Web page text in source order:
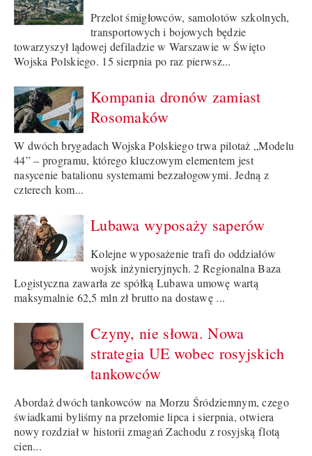
Przelot śmigłowców, samolotów szkolnych,
transportowych i bojowych będzie
towarzyszył lądowej defiladzie w Warszawie w Święto
Wojska Polskiego. 15 sierpnia po raz pierwsz...
Kompania dronów zamiast
Rosomaków
W dwóch brygadach Wojska Polskiego trwa pilotaż „Modelu
44” – programu, którego kluczowym elementem jest
nasycenie batalionu systemami bezzałogowymi. Jedną z
czterech kom...
Lubawa wyposaży saperów
Kolejne wyposażenie trafi do oddziałów
wojsk inżynieryjnych. 2 Regionalna Baza
Logistyczna zawarła ze spółką Lubawa umowę wartą
maksymalnie 62,5 mln zł brutto na dostawę ...
Czyny, nie słowa. Nowa
strategia UE wobec rosyjskich
tankowców
Abordaż dwóch tankowców na Morzu Śródziemnym, czego
świadkami byliśmy na przełomie lipca i sierpnia, otwiera
nowy rozdział w historii zmagań Zachodu z rosyjską flotą
cien...